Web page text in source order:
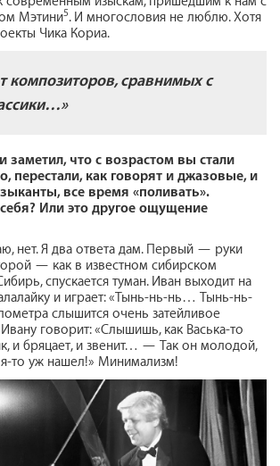
Мэтини5. И многословия не люблю. Хотя
Чика Кориа.
композиторов, сравнимых с
…»
заметил, что с возрастом вы стали
перестали, как говорят и джазовые, и
все время «поливать».
Или это другое ощущение
нет. Я два ответа дам. Первый — руки
— как в известном сибирском
спускается туман. Иван выходит на
и играет: «Тынь-нь-нь… Тынь-нь-
слышится очень затейливое
говорит: «Слышишь, как Васька-то
и бряцает, и звенит… — Так он молодой,
я-то уж нашел!» Минимализм!